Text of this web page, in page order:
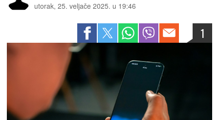
utorak, 25. veljače 2025. u 19:46
1